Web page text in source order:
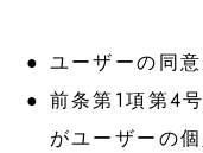
ユーザーの同
前条第1項第4
がユーザーの